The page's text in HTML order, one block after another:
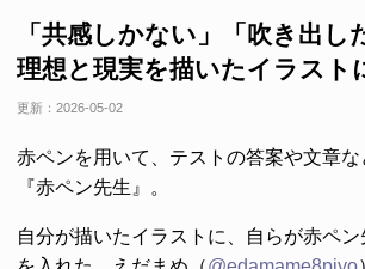
「共感しかない」「吹き出
理想と現実を描いたイラスト
更新： 2026-05-02
赤ペンを用いて、テストの答案や文章な
『赤ペン先生』。
自分が描いたイラストに、自らが赤ペ